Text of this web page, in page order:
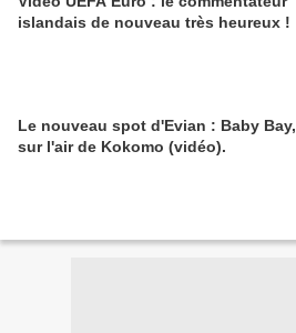
islandais de nouveau très heureux !
Le nouveau spot d'Evian : Baby Bay,
sur l'air de Kokomo (vidéo).